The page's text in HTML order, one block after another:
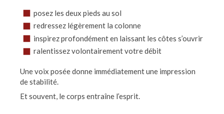
posez les deux pieds au sol
redressez légèrement la colonne
inspirez profondément en laissant les côtes s’ouvrir
ralentissez volontairement votre débit
Une voix posée donne immédiatement une impression
de stabilité.
Et souvent, le corps entraîne l’esprit.